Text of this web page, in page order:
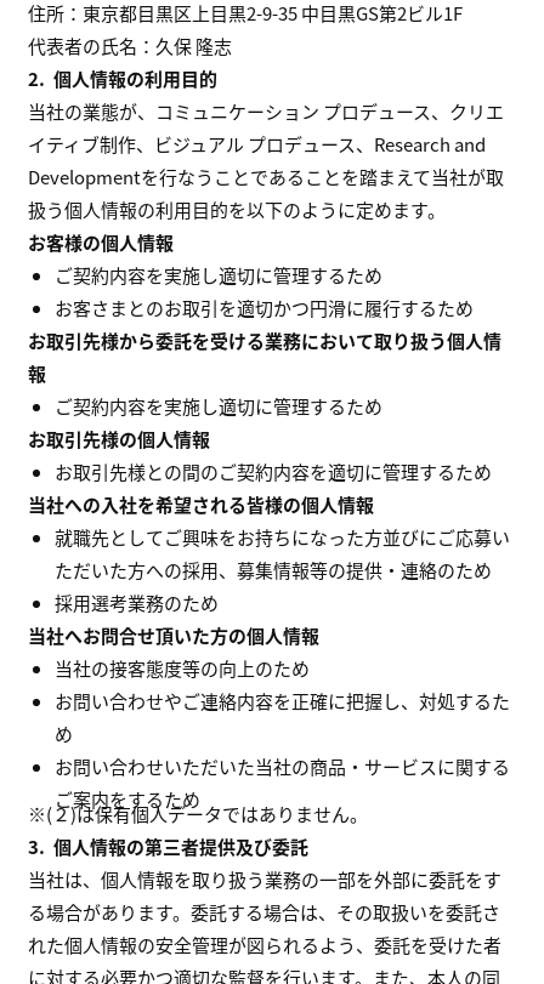
住所：東京都目黒区上目黒2-9-35 中目黒GS第2ビル1F
代表者の氏名：久保 隆志
2. 個人情報の利用目的
当社の業態が、コミュニケーション プロデュース、クリエ
イティブ制作、ビジュアル プロデュース、Research and
Developmentを行なうことであることを踏まえて当社が取
扱う個人情報の利用目的を以下のように定めます。
お客様の個人情報
ご契約内容を実施し適切に管理するため
お客さまとのお取引を適切かつ円滑に履行するため
お取引先様から委託を受ける業務において取り扱う個人情
報
ご契約内容を実施し適切に管理するため
お取引先様の個人情報
お取引先様との間のご契約内容を適切に管理するため
当社への入社を希望される皆様の個人情報
就職先としてご興味をお持ちになった方並びにご応募い
ただいた方への採用、募集情報等の提供・連絡のため
採用選考業務のため
当社へお問合せ頂いた方の個人情報
当社の接客態度等の向上のため
お問い合わせやご連絡内容を正確に把握し、対処するた
め
お問い合わせいただいた当社の商品・サービスに関する
ご案内をするため
※(２)は保有個人データではありません。
3. 個人情報の第三者提供及び委託
当社は、個人情報を取り扱う業務の一部を外部に委託をす
る場合があります。委託する場合は、その取扱いを委託さ
れた個人情報の安全管理が図られるよう、委託を受けた者
に対する必要かつ適切な監督を行います。また、本人の同